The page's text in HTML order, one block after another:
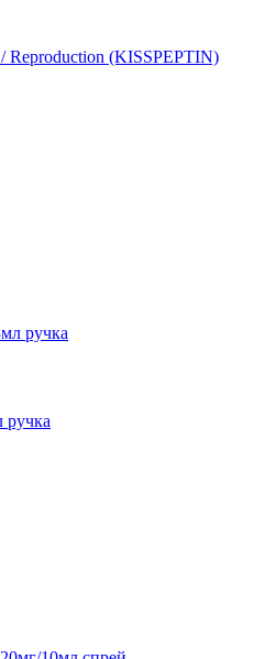
Reproduction (KISSPEPTIN)
ручка